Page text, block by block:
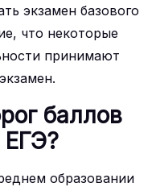
экзамен базового
что некоторые
принимают
баллов
ЕГЭ?
образовании